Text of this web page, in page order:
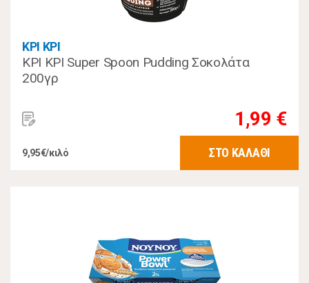
ΚΡΙ ΚΡΙ
ΚΡΙ ΚΡΙ Super Spoon Pudding Σοκολάτα
200γρ
1,99 €
9,95€/κιλό ΣΤΟ ΚΑΛΑΘΙ